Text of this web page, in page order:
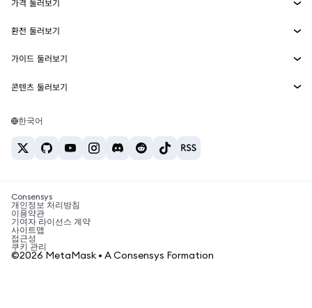
MetaMask Connect
Snaps
웹3 서비스
보안
고객 지원
채용
가격 둘러보기
이더리움 가격
솔라나 가격
테더 가격
환전 둘러보기
ETH를 USD로 환전
USDT를 INR로 환전
BTC를 INR로 환전
ETH를 USDT로 환전
가이드 둘러보기
ETH 매수
USDT 매수
SHIB 매수
BNB 매수
콘텐츠 둘러보기
솔라나 지갑
암호화폐 세금 뉴스
암호화폐 매수 방법
비트코인 매도 방법
한국어
Consensys
개인정보 처리방침
이용약관
기여자 라이선스 계약
사이트맵
접근성
쿠키 관리
©2026 MetaMask • A Consensys Formation